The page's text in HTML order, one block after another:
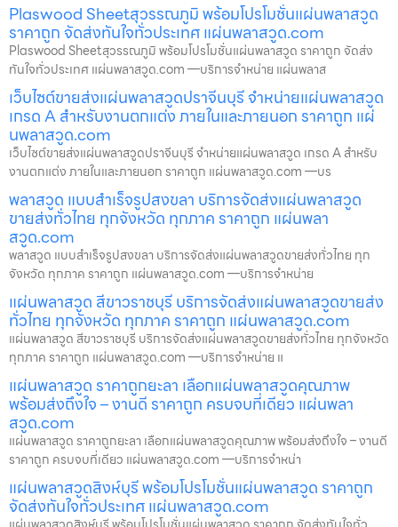
Plaswood Sheetสุวรรณภูมิ พร้อมโปรโมชั่นแผ่นพลาสวูด
ราคาถูก จัดส่งทันใจทั่วประเทศ แผ่นพลาสวูด.com
Plaswood Sheetสุวรรณภูมิ พร้อมโปรโมชั่นแผ่นพลาสวูด ราคาถูก จัดส่ง
ทันใจทั่วประเทศ แผ่นพลาสวูด.com —บริการจำหน่าย แผ่นพลาส
เว็บไซต์ขายส่งแผ่นพลาสวูดปราจีนบุรี จำหน่ายแผ่นพลาสวูด
เกรด A สำหรับงานตกแต่ง ภายในและภายนอก ราคาถูก แผ่
นพลาสวูด.com
เว็บไซต์ขายส่งแผ่นพลาสวูดปราจีนบุรี จำหน่ายแผ่นพลาสวูด เกรด A สำหรับ
งานตกแต่ง ภายในและภายนอก ราคาถูก แผ่นพลาสวูด.com —บร
พลาสวูด แบบสำเร็จรูปสงขลา บริการจัดส่งแผ่นพลาสวูด
ขายส่งทั่วไทย ทุกจังหวัด ทุกภาค ราคาถูก แผ่นพลา
สวูด.com
พลาสวูด แบบสำเร็จรูปสงขลา บริการจัดส่งแผ่นพลาสวูดขายส่งทั่วไทย ทุก
จังหวัด ทุกภาค ราคาถูก แผ่นพลาสวูด.com —บริการจำหน่าย
แผ่นพลาสวูด สีขาวราชบุรี บริการจัดส่งแผ่นพลาสวูดขายส่ง
ทั่วไทย ทุกจังหวัด ทุกภาค ราคาถูก แผ่นพลาสวูด.com
แผ่นพลาสวูด สีขาวราชบุรี บริการจัดส่งแผ่นพลาสวูดขายส่งทั่วไทย ทุกจังหวัด
ทุกภาค ราคาถูก แผ่นพลาสวูด.com —บริการจำหน่าย แ
แผ่นพลาสวูด ราคาถูกยะลา เลือกแผ่นพลาสวูดคุณภาพ
พร้อมส่งถึงใจ – งานดี ราคาถูก ครบจบที่เดียว แผ่นพลา
สวูด.com
แผ่นพลาสวูด ราคาถูกยะลา เลือกแผ่นพลาสวูดคุณภาพ พร้อมส่งถึงใจ – งานดี
ราคาถูก ครบจบที่เดียว แผ่นพลาสวูด.com —บริการจำหน่า
แผ่นพลาสวูดสิงห์บุรี พร้อมโปรโมชั่นแผ่นพลาสวูด ราคาถูก
จัดส่งทันใจทั่วประเทศ แผ่นพลาสวูด.com